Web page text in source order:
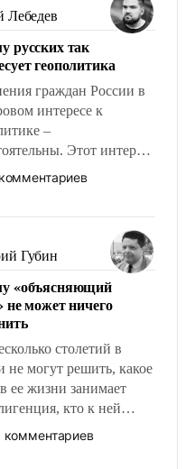
Лебедев
русских так
геополитика
граждан России в
интересе к
–
Этот интерес
и прагматичен. Он
тысячелетним
знанием,
политика имеет
заявляться на порог
дома.
Губин
«объясняющий
не может ничего
столетий в
не могут решить, какое
ее жизни занимает
кто к ней
а кого из нее
с правом
комментариев